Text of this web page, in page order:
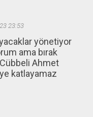
23:53
yönetiyor
ama bırak
Ahmet
katlayamaz